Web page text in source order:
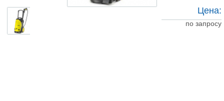
Цена:
по запросу